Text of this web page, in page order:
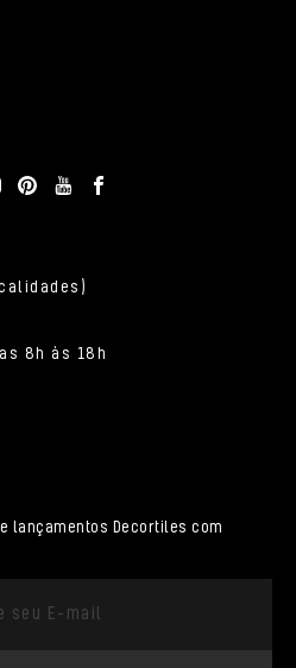
8h às 18h
lançamentos Decortiles com